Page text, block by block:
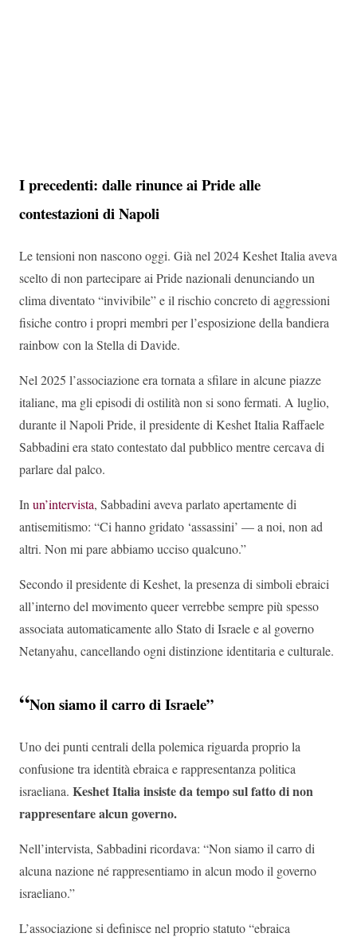
I precedenti: dalle rinunce ai Pride alle
contestazioni di Napoli
Le tensioni non nascono oggi. Già nel 2024 Keshet Italia aveva
scelto di non partecipare ai Pride nazionali denunciando un
clima diventato “invivibile” e il rischio concreto di aggressioni
fisiche contro i propri membri per l’esposizione della bandiera
rainbow con la Stella di Davide.
Nel 2025 l’associazione era tornata a sfilare in alcune piazze
italiane, ma gli episodi di ostilità non si sono fermati. A luglio,
durante il Napoli Pride, il presidente di Keshet Italia Raffaele
Sabbadini era stato contestato dal pubblico mentre cercava di
parlare dal palco.
Inun’intervista, Sabbadini aveva parlato apertamente di
antisemitismo: “Ci hanno gridato ‘assassini’ — a noi, non ad
altri. Non mi pare abbiamo ucciso qualcuno.”
Secondo il presidente di Keshet, la presenza di simboli ebraici
all’interno del movimento queer verrebbe sempre più spesso
associata automaticamente allo Stato di Israele e al governo
Netanyahu, cancellando ogni distinzione identitaria e culturale.
“Non siamo il carro di Israele”
Uno dei punti centrali della polemica riguarda proprio la
confusione tra identità ebraica e rappresentanza politica
israeliana. Keshet Italia insiste da tempo sul fatto di non
rappresentare alcun governo.
Nell’intervista, Sabbadini ricordava: “Non siamo il carro di
alcuna nazione né rappresentiamo in alcun modo il governo
israeliano.”
L’associazione si definisce nel proprio statuto “ebraica